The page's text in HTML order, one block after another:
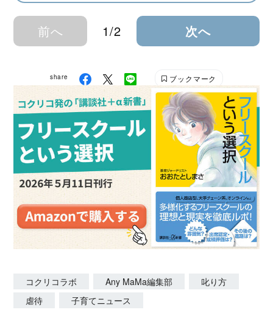
前へ 1/2 次へ
share ブックマーク
コクリコラボ Any MaMa編集部
叱り方
虐待
子育てニュース